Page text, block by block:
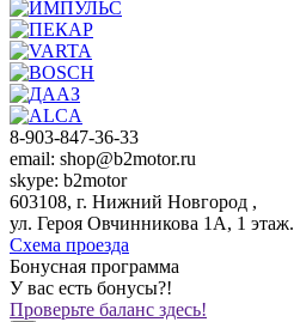
8-903-847-36-33
email: shop@b2motor.ru
skype: b2motor
603108, г. Нижний Новгород ,
ул. Героя Овчинникова 1А, 1 этаж.
Схема проезда
Бонусная программа
У вас есть бонусы?!
Проверьте баланс здесь!